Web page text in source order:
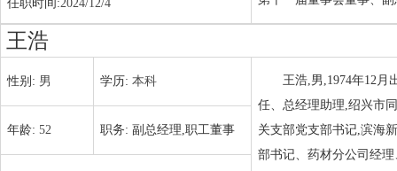
任职时间:2024/12/4
王浩
性别: 男 学历: 本科
王浩,男,1974年12月
任、总经理助理,绍兴市
关支部党支部书记,滨海
部书记、药材分公司经
年龄: 52 职务: 副总经理,职工董事